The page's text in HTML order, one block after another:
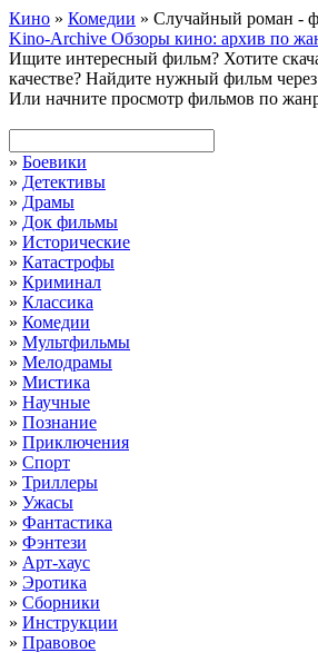
Кино » Комедии » Случайный роман -
Kino-Archive Обзоры кино: архив по
Ищите интересный фильм? Хотите
качестве? Найдите нужный фильм
Или начните просмотр фильмов по
» Боевики
» Детективы
» Драмы
» Док фильмы
» Исторические
» Катастрофы
» Криминал
» Классика
» Комедии
» Мультфильмы
» Мелодрамы
» Мистика
» Научные
» Познание
» Приключения
» Спорт
» Триллеры
» Ужасы
» Фантастика
» Фэнтези
» Арт-хаус
» Эротика
» Сборники
» Инструкции
» Правовое